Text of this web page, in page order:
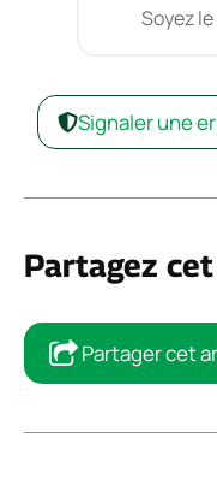
Soyez le
Signaler une
Partagez
Partager cet